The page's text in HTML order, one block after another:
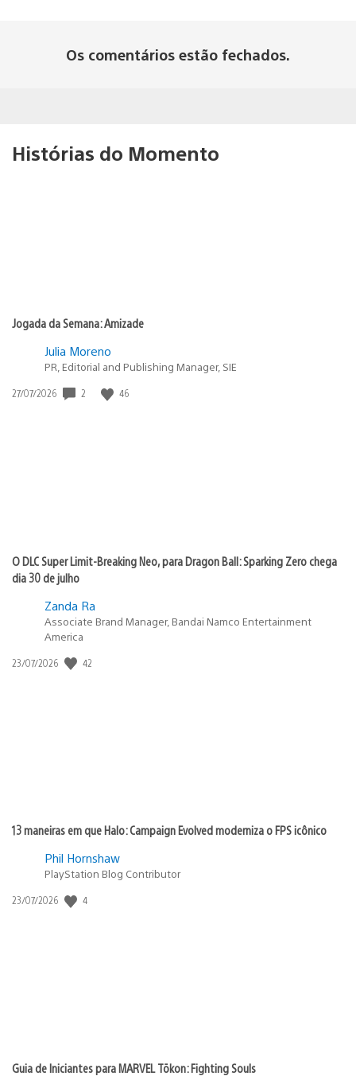
Os comentários estão fechados.
Histórias do Momento
Jogada da Semana: Amizade
Julia Moreno
PR, Editorial and Publishing Manager, SIE
Data
27/07/2026 2 46
O DLC Super Limit-Breaking Neo, para Dragon Ball: Sparking Zero chega
dia 30 de julho
Zanda Ra
Associate Brand Manager, Bandai Namco Entertainment
America
Data
23/07/2026 42
13 maneiras em que Halo: Campaign Evolved moderniza o FPS icônico
Phil Hornshaw
PlayStation Blog Contributor
Data
23/07/2026 4
Guia de Iniciantes para MARVEL Tōkon: Fighting Souls